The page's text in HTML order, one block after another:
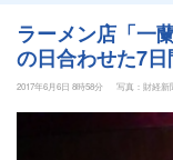
ラーメン店「一
の日合わせた7日
2017年6月6日 8時58分
写真：財経新